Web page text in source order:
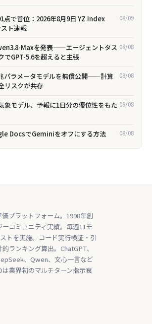
点で首位：2026年8月9日 YZ Index
ト速報
08/09
Maxを発表——エージェントタス
でGPT-5.6を超えると主張
08/08
パラメータモデルを無償公開——計算
リスクが共存
08/08
象モデル、予報に1日分の優位性をもた 08/08
DocsでGeminiをオフにする方法 08/08
プラットフォーム。1998年創
コミュニティ実績。毎週11モ
トを実施。コード実行検証・引
ランキング算出。ChatGPT、
、Qwen、文心一言など
業界初のマルチターン指示衰